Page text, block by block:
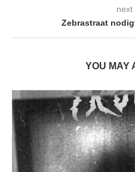
next
Zebrastraat
YOU MAY